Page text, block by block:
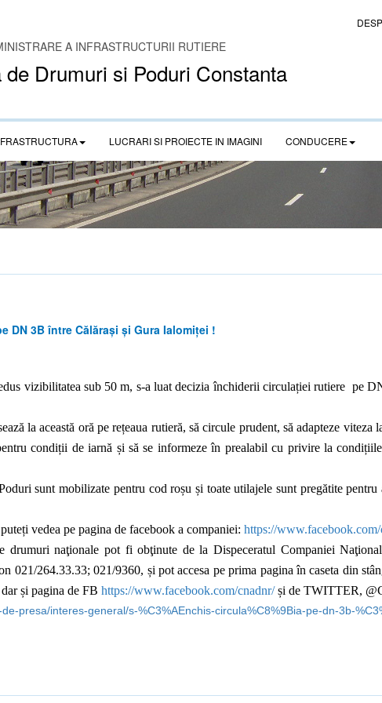
A INFRASTRUCTURII RUTIERE
Drumuri si Poduri Constanta
LUCRARI SI PROIECTE IN IMAGINI CONDUCERE
DN 3B între Călărași și Gura Ialomiței !
vizibilitatea sub 50 m, s-a luat decizia închiderii circulației rutiere pe
la această oră pe rețeaua rutieră, să circule prudent, să adapteze
condiții de iarnă și să se informeze în prealabil cu privire la
sunt mobilizate pentru cod roșu și toate utilajele sunt pregătite pentru
vedea pe pagina de facebook a companiei: https://www.facebook.com/
drumuri naţionale pot fi obţinute de la Dispeceratul Companiei
021/264.33.33; 021/9360, și pot accesa pe prima pagina în caseta din
și pagina de FB https://www.facebook.com/cnadnr/și de TWITTER,
presa/interes-general/s-%C3%AEnchis-circula%C8%9Bia-pe-dn-3b-